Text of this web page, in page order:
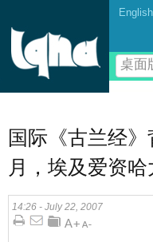
English
桌面
国际《古兰经
月，埃及爱资
14:26 - July 22, 2007